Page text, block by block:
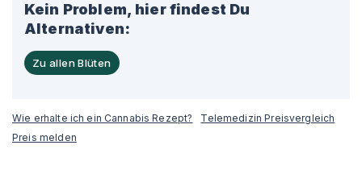
Kein Problem, hier findest Du
Alternativen:
Zu allen Blüten
Wie erhalte ich ein Cannabis Rezept?
Telemedizin Preisvergleich
Preis melden